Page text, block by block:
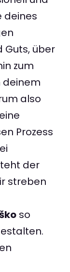
deines
Guts, über
zum
deinem
also
Prozess
der
streben
so